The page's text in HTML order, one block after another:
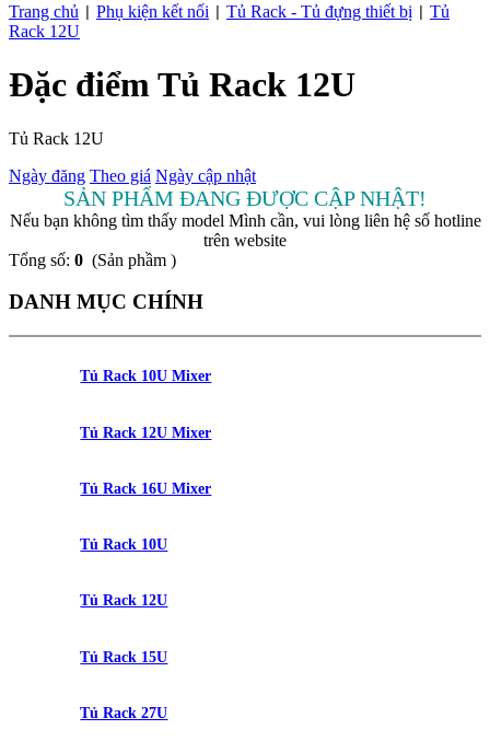
Trang chủ Phụ kiện kết nối Tủ Rack - Tủ đựng thiết bị
Tủ
Rack 12U
Đặc điểm Tủ Rack 12U
Tủ Rack 12U
Ngày đăng Theo giá Ngày cập nhật
SẢN PHẨM ĐANG ĐƯỢC CẬP NHẬT!
Nếu bạn không tìm thấy model Mình cần, vui lòng liên hệ số hotline
trên website
Tổng số: 0 (Sản phầm )
DANH MỤC CHÍNH
Tủ Rack 10U Mixer
Tủ Rack 12U Mixer
Tủ Rack 16U Mixer
Tủ Rack 10U
Tủ Rack 12U
Tủ Rack 15U
Tủ Rack 27U